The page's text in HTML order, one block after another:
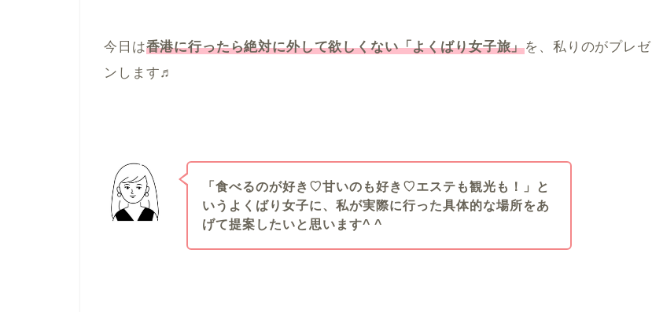
今日は香港に行ったら絶対に外して欲しくない「よくばり女子旅」を、私りのがプレゼ
ンします♬
「食べるのが好き♡甘いのも好き♡エステも観光も！」と
いうよくばり女子に、私が実際に行った具体的な場所をあ
げて提案したいと思います^ ^